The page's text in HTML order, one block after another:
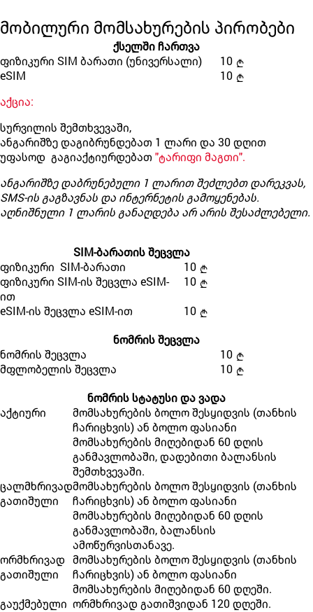
მობილური მომსახურების პირობები
ქსელში ჩართვა
ფიზიკური SIM ბარათი (უნივერსალი)
10
eSIM
10
აქცია:
სურვილის შემთხვევაში,
ანგარიშზე დაგიბრუნდებათ 1 ლარი და 30 დღით
უფასოდ გაგიაქტიურდებათ "ტარიფი მაგთი".
ანგარიშზე დაბრუნებული 1 ლარით შეძლებთ დარეკვას,
SMS-ის გაგზავნას და ინტერნეტის გამოყენებას.
აღნიშნული 1 ლარის განაღდება არ არის შესაძლებელი.
SIM-ბარათის შეცვლა
ფიზიკური SIM-ბარათი
10
ფიზიკური SIM-ის შეცვლა eSIM-
ით
10
eSIM-ის შეცვლა eSIM-ით
10
ნომრის შეცვლა
ნომრის შეცვლა
10
მფლობელის შეცვლა
10
ნომრის სტატუსი და ვადა
აქტიური
მომსახურების ბოლო შესყიდვის (თანხის
ჩარიცხვის) ან ბოლო ფასიანი
მომსახურების მიღებიდან 60 დღის
განმავლობაში, დადებითი ბალანსის
შემთხვევაში.
ცალმხრივად
გათიშული
მომსახურების ბოლო შესყიდვის (თანხის
ჩარიცხვის) ან ბოლო ფასიანი
მომსახურების მიღებიდან 60 დღის
განმავლობაში, ბალანსის
ამოწურვისთანავე.
ორმხრივად
გათიშული
მომსახურების ბოლო შესყიდვის (თანხის
ჩარიცხვის) ან ბოლო ფასიანი
მომსახურების მიღებიდან 60 დღეში.
გაუქმებული ორმხრივად გათიშვიდან 120 დღეში.